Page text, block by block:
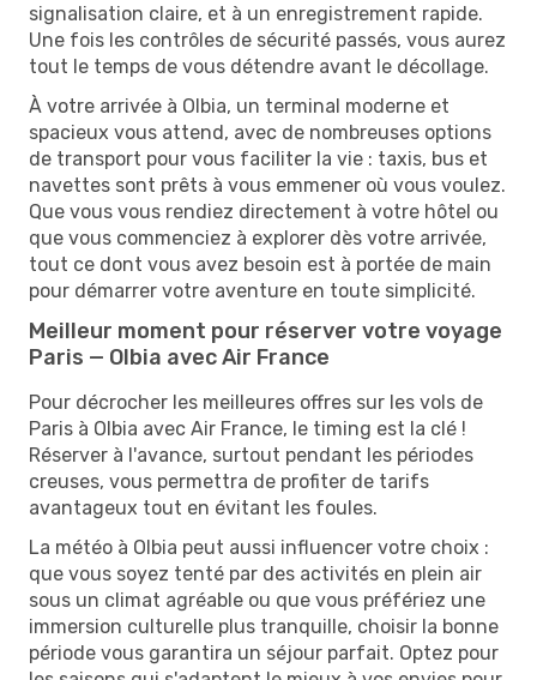
signalisation claire, et à un enregistrement rapide.
Une fois les contrôles de sécurité passés, vous aurez
tout le temps de vous détendre avant le décollage.
À votre arrivée à Olbia, un terminal moderne et
spacieux vous attend, avec de nombreuses options
de transport pour vous faciliter la vie : taxis, bus et
navettes sont prêts à vous emmener où vous voulez.
Que vous vous rendiez directement à votre hôtel ou
que vous commenciez à explorer dès votre arrivée,
tout ce dont vous avez besoin est à portée de main
pour démarrer votre aventure en toute simplicité.
Meilleur moment pour réserver votre voyage
Paris — Olbia avec Air France
Pour décrocher les meilleures offres sur les vols de
Paris à Olbia avec Air France, le timing est la clé !
Réserver à l'avance, surtout pendant les périodes
creuses, vous permettra de profiter de tarifs
avantageux tout en évitant les foules.
La météo à Olbia peut aussi influencer votre choix :
que vous soyez tenté par des activités en plein air
sous un climat agréable ou que vous préfériez une
immersion culturelle plus tranquille, choisir la bonne
période vous garantira un séjour parfait. Optez pour